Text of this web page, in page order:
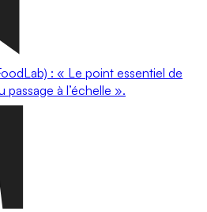
: « Le point essentiel de
passage à l’échelle ».